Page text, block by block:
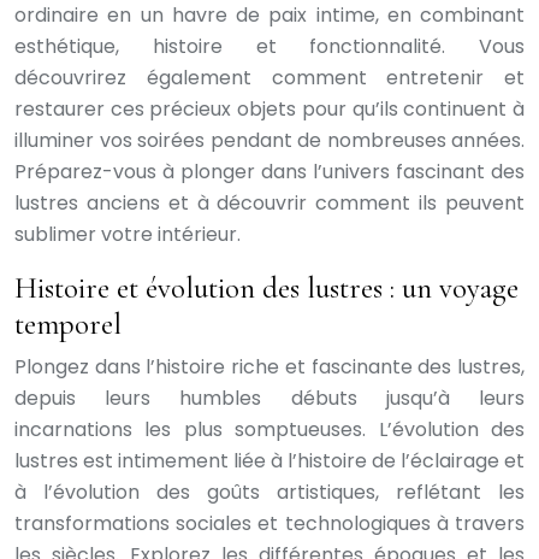
ordinaire en un havre de paix intime, en combinant
esthétique, histoire et fonctionnalité. Vous
découvrirez également comment entretenir et
restaurer ces précieux objets pour qu’ils continuent à
illuminer vos soirées pendant de nombreuses années.
Préparez-vous à plonger dans l’univers fascinant des
lustres anciens et à découvrir comment ils peuvent
sublimer votre intérieur.
Histoire et évolution des lustres : un voyage
temporel
Plongez dans l’histoire riche et fascinante des lustres,
depuis leurs humbles débuts jusqu’à leurs
incarnations les plus somptueuses. L’évolution des
lustres est intimement liée à l’histoire de l’éclairage et
à l’évolution des goûts artistiques, reflétant les
transformations sociales et technologiques à travers